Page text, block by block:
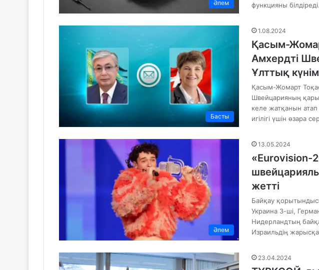
Әлем
функцияны
Басты
1.08.2024
Қасым-
Амхердті
Ұлттық
Қасым-Жомарт
Швейцарияның
келе жатқанын
игілігі үшін өзара
Әлем
13.05.2024
«Eurovision-
жетті
Байқау
Украина 3-ші,
Нидерландтың
Израильдің
23.04.2024